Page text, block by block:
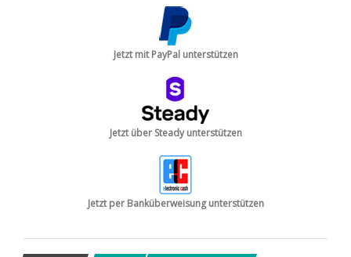
Jetzt mit PayPal unterstützen
Jetzt über Steady unterstützen
Jetzt per Banküberweisung unterstützen